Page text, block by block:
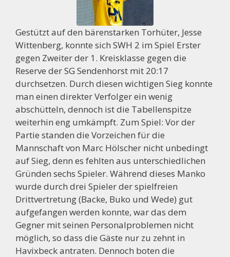
Gestützt auf den bärenstarken Torhüter, Jesse
Wittenberg, konnte sich SWH 2 im Spiel Erster
gegen Zweiter der 1. Kreisklasse gegen die
Reserve der SG Sendenhorst mit 20:17
durchsetzen. Durch diesen wichtigen Sieg konnte
man einen direkter Verfolger ein wenig
abschütteln, dennoch ist die Tabellenspitze
weiterhin eng umkämpft. Zum Spiel: Vor der
Partie standen die Vorzeichen für die
Mannschaft von Marc Hölscher nicht unbedingt
auf Sieg, denn es fehlten aus unterschiedlichen
Gründen sechs Spieler. Während dieses Manko
wurde durch drei Spieler der spielfreien
Drittvertretung (Backe, Buko und Wede) gut
aufgefangen werden konnte, war das dem
Gegner mit seinen Personalproblemen nicht
möglich, so dass die Gäste nur zu zehnt in
Havixbeck antraten. Dennoch boten die